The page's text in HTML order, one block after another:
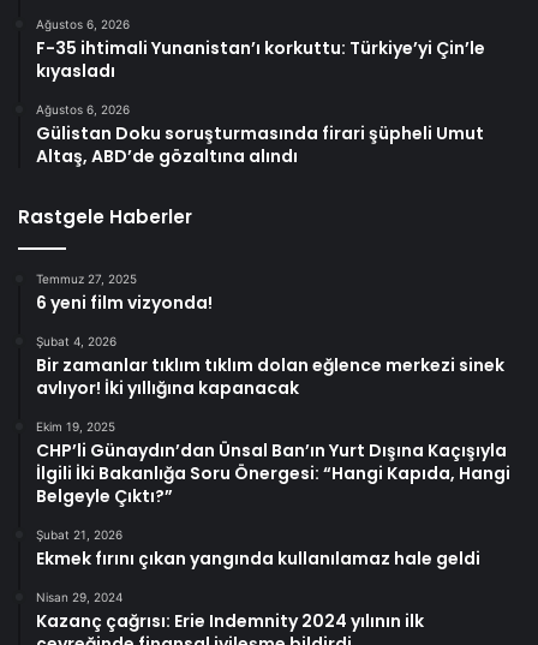
Ağustos 6, 2026
F-35 ihtimali Yunanistan’ı korkuttu: Türkiye’yi Çin’le
kıyasladı
Ağustos 6, 2026
Gülistan Doku soruşturmasında firari şüpheli Umut
Altaş, ABD’de gözaltına alındı
Rastgele Haberler
Temmuz 27, 2025
6 yeni film vizyonda!
Şubat 4, 2026
Bir zamanlar tıklım tıklım dolan eğlence merkezi sinek
avlıyor! İki yıllığına kapanacak
Ekim 19, 2025
CHP’li Günaydın’dan Ünsal Ban’ın Yurt Dışına Kaçışıyla
İlgili İki Bakanlığa Soru Önergesi: “Hangi Kapıda, Hangi
Belgeyle Çıktı?”
Şubat 21, 2026
Ekmek fırını çıkan yangında kullanılamaz hale geldi
Nisan 29, 2024
Kazanç çağrısı: Erie Indemnity 2024 yılının ilk